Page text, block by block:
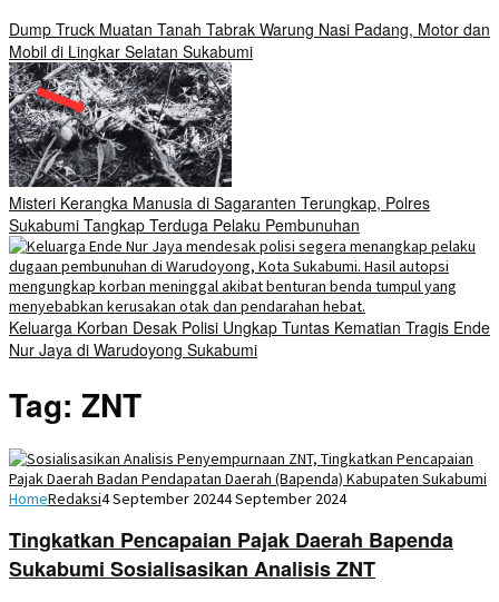
Dump Truck Muatan Tanah Tabrak Warung Nasi Padang, Motor dan
Mobil di Lingkar Selatan Sukabumi
Misteri Kerangka Manusia di Sagaranten Terungkap, Polres
Sukabumi Tangkap Terduga Pelaku Pembunuhan
Keluarga Korban Desak Polisi Ungkap Tuntas Kematian Tragis Ende
Nur Jaya di Warudoyong Sukabumi
Tag: ZNT
HomeRedaksi4 September 20244 September 2024
Tingkatkan Pencapaian Pajak Daerah Bapenda
Sukabumi Sosialisasikan Analisis ZNT